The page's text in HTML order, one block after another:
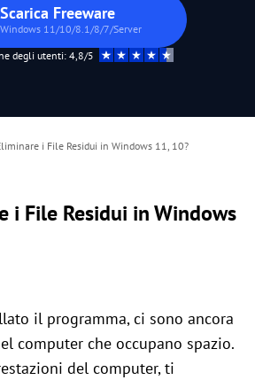
Scarica Freeware
Windows 11/10/8.1/8/7/Server
degli utenti: 4,8/5
i File Residui in Windows 11, 10?
i File Residui in Windows
il programma, ci sono ancora
computer che occupano spazio.
del computer, ti